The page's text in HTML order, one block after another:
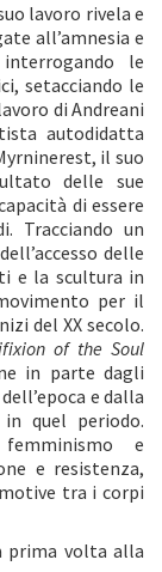
lavoro rivela e
all’amnesia e
le
setacciando le
di Andreani
autodidatta
il suo
delle sue
di essere
Tracciando un
delle
e la scultura in
per il
del XX secolo.
of the Soul
in parte dagli
e dalla
quel periodo.
e
e resistenza,
tra i corpi
prima volta alla